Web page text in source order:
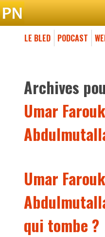
LE BLED PODCAST
Archives
Umar Farouk
Umar Farouk
qui tombe ?